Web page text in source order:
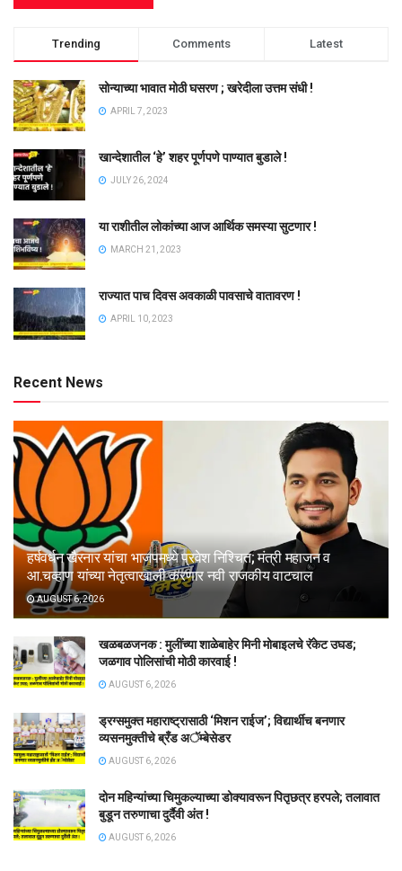
Trending Comments Latest
सोन्याच्या भावात मोठी घसरण ; खरेदीला उत्तम संधी !
APRIL 7, 2023
खान्देशातील ‘हे’ शहर पूर्णपणे पाण्यात बुडाले !
JULY 26, 2024
या राशीतील लोकांच्या आज आर्थिक समस्या सुटणार !
MARCH 21, 2023
राज्यात पाच दिवस अवकाळी पावसाचे वातावरण !
APRIL 10, 2023
Recent News
हर्षवर्धन खैरनार यांचा भाजपमध्ये प्रवेश निश्चित; मंत्री महाजन व
आ.चव्हाण यांच्या नेतृत्वाखाली करणार नवी राजकीय वाटचाल
AUGUST 6, 2026
खळबळजनक : मुलींच्या शाळेबाहेर मिनी मोबाइलचे रॅकेट उघड;
जळगाव पोलिसांची मोठी कारवाई !
AUGUST 6, 2026
ड्रग्समुक्त महाराष्ट्रासाठी ‘मिशन राईज’; विद्यार्थीच बनणार
व्यसनमुक्तीचे ब्रँड अॅम्बेसेडर
AUGUST 6, 2026
दोन महिन्यांच्या चिमुकल्याच्या डोक्यावरून पितृछत्र हरपले; तलावात
बुडून तरुणाचा दुर्दैवी अंत !
AUGUST 6, 2026